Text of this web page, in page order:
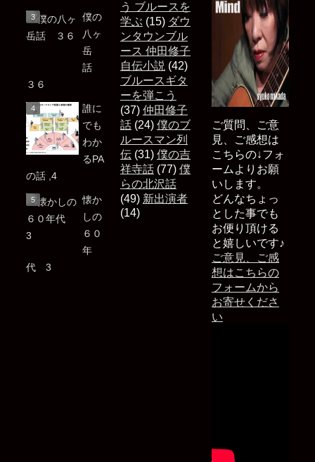
僕の
八ヶ
岳
話
３６
誰に
でも
わか
るPA
の話 ,4
懐か
しの
６０
年
代 3
う ブルースを
学ぶ (15) ダウ
ンタウンブル
ース 仲田修子
自伝小説 (42)
ブルースギタ
ーを弾こう
(37) 仲田修子
話(24) 僕のブ
ルースマン列
伝(31) 僕の吉
祥寺話(77) 僕
らの北沢話
(49) 新出演者
(14)
ご質問、ご意
見、ご感想は
こちらの↓フォ
ームよりお願
いします。
どんなちょっ
とした事でも
お便り頂ける
と嬉しいです♪
ご意見、ご感
想はこちらの
フォームから
お寄せくださ
い